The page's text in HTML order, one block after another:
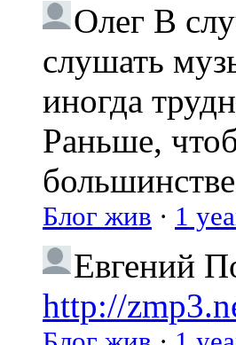
Олег В
слушать
иногда
Раньше,
Блог жив · 1
Евгений
http://